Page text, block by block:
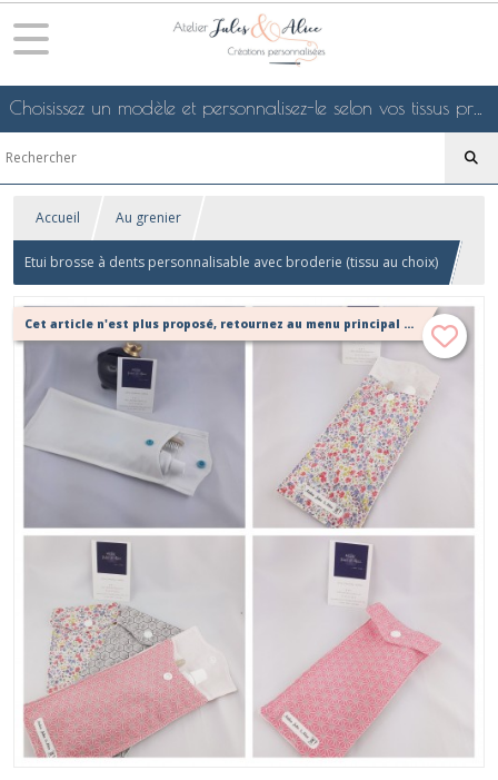
Choisissez un modèle et personnalisez-le selon vos tissus préférés de mes collections en ligne, je le confectionnerai selon vos souhaits
Accueil Au grenier
Etui brosse à dents personnalisable avec broderie (tissu au choix)
Cet article n'est plus proposé, retournez au menu principal ou contactez moi!